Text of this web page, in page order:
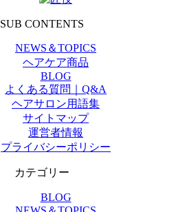
SUB CONTENTS
NEWS＆TOPICS
ヘアケア商品
BLOG
よくある質問｜Q&A
ヘアサロン用語集
サイトマップ
運営者情報
プライバシーポリシー
カテゴリー
BLOG